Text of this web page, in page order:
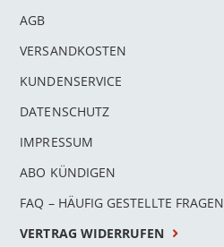
AGB
VERSANDKOSTEN
KUNDENSERVICE
DATENSCHUTZ
IMPRESSUM
ABO KÜNDIGEN
FAQ – HÄUFIG GESTELLTE FRAGEN
VERTRAG WIDERRUFEN